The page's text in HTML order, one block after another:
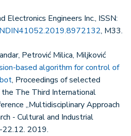
Electronics Engineers Inc., ISSN:
, M33.
Petrović Milica, Miljković
based algorithm for control of
, Proceedings of selected
The Third International
„Multidisciplinary Approach
- Cultural and Industrial
22.12. 2019.